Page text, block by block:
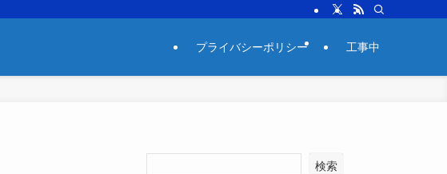
プライバシーポリシー 工事中
検索